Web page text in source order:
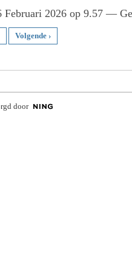
Februari 2026 op 9.57 —
Volgende ›
door